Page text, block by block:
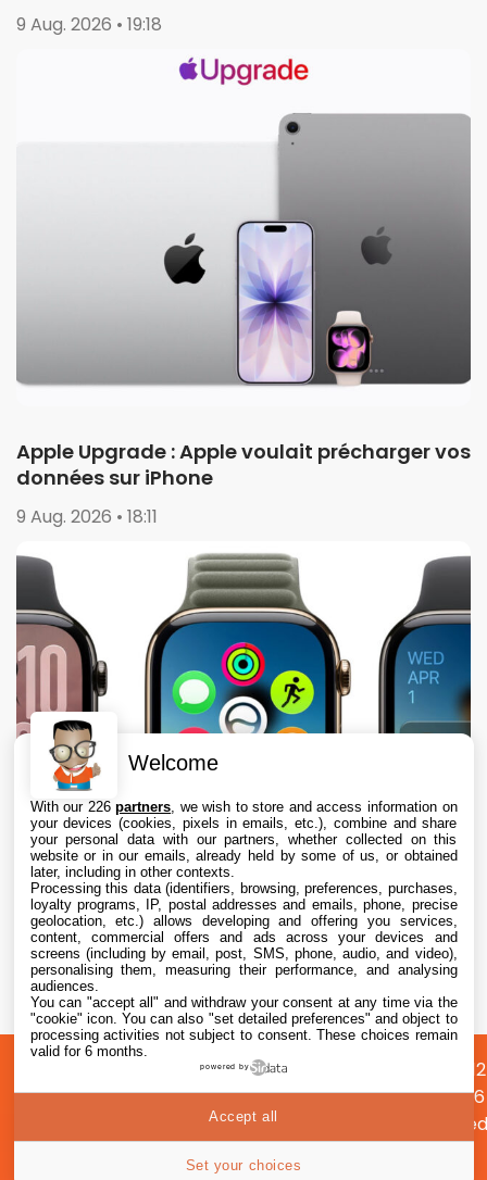
9 Aug. 2026 • 19:18
Apple Upgrade : Apple voulait précharger vos
données sur iPhone
9 Aug. 2026 • 18:11
Apple envisage une refonte radicale de
l’Apple Watch, dont des écrans ronds
9 Aug. 2026 • 17:35
propos
Préférences
cookies
Confidentialité
©
2026
|
Welcome
With our 226partners , we wish to store and access information on
your devices (cookies, pixels in emails, etc.), combine and share
your personal data with our partners, whether collected on this
website or in our emails, already held by some of us, or obtained
later, including in other contexts.
Processing this data (identifiers, browsing, preferences, purchases,
loyalty programs, IP, postal addresses and emails, phone, precise
geolocation, etc.) allows developing and offering you services,
content, commercial offers and ads across your devices and
screens (including by email, post, SMS, phone, audio, and video),
personalising them, measuring their performance, and analysing
audiences.
You can "accept all" and withdraw your consent at any time via the
"cookie" icon. You can also "set detailed preferences" and object to
processing activities not subject to consent. These choices remain
valid for 6 months.
powered by
Set your choices
Accept all